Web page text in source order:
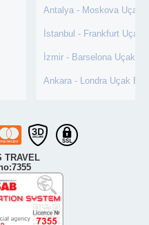
Antalya - Moskova Uçak
İstanbul - Frankfurt Uçak
İzmir - Barselona Uçak
Ankara - Londra Uçak
TRAVEL